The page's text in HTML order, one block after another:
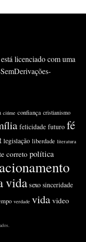
licenciado com uma
ciúme confiança cristianismo
felicidade futuro fé
legislação liberdade literatura
correto política
vida sexo sinceridade
verdade vida video